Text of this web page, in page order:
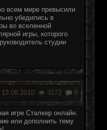
всем мире превысили
убедились в
во вселенной
игры, которого
студии
13.08.2010 3172 9
игре Сталкер онлайн.
или дополнить тему